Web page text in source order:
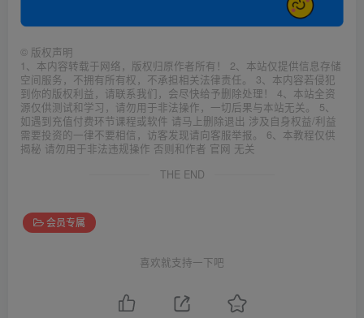
© 版权声明
1、本内容转载于网络，版权归原作者所有！ 2、本站仅提供信息存储
空间服务，不拥有所有权，不承担相关法律责任。 3、本内容若侵犯
到你的版权利益，请联系我们，会尽快给予删除处理！ 4、本站全资
源仅供测试和学习，请勿用于非法操作，一切后果与本站无关。 5、
如遇到充值付费环节课程或软件 请马上删除退出 涉及自身权益/利益
需要投资的一律不要相信，访客发现请向客服举报。 6、本教程仅供
揭秘 请勿用于非法违规操作 否则和作者 官网 无关
THE END
会员专属
喜欢就支持一下吧